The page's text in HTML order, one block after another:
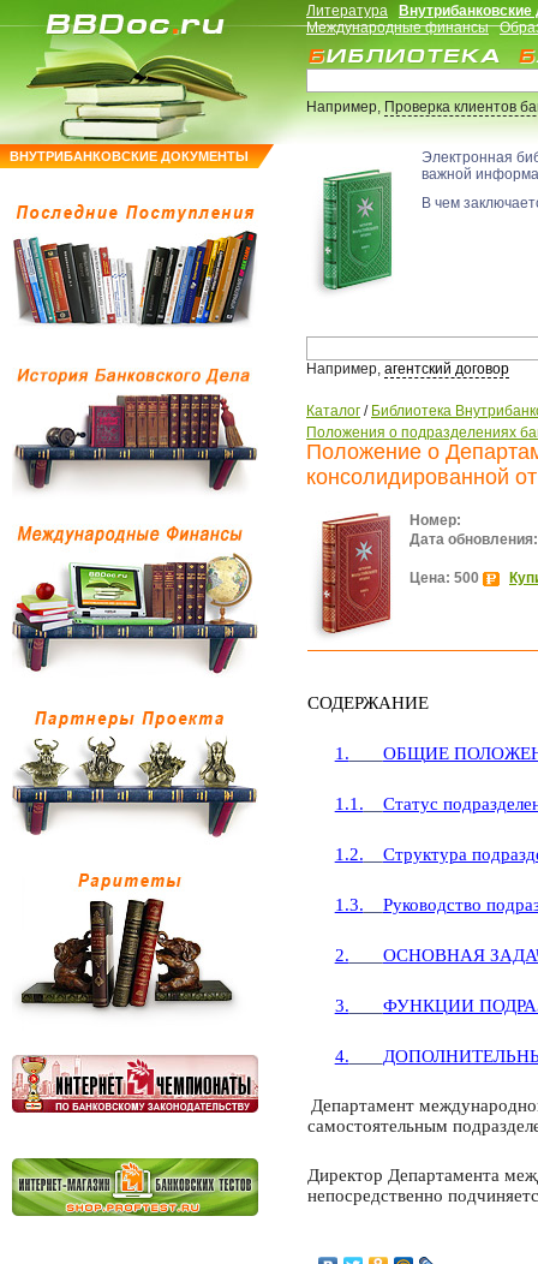
ВНУТРИБАНКОВСКИЕ ДОКУМЕНТЫ
Литература
Международные финансы
Например,Проверка клиентов
Электронная
важной
В чем
Например, агентский договор
Каталог / Библиотека
Положения о подразделениях
Положение о
консолидированной
Номер:
Дата обновления:
Цена: 500
СОДЕРЖАНИЕ
1. ОБЩИЕ
1.1. Статус
1.2. Структура
1.3. Руководство
2. ОСНОВНАЯ
3. ФУНКЦИИ
4.
Департамент
самостоятельным
Директор Департамента
непосредственно